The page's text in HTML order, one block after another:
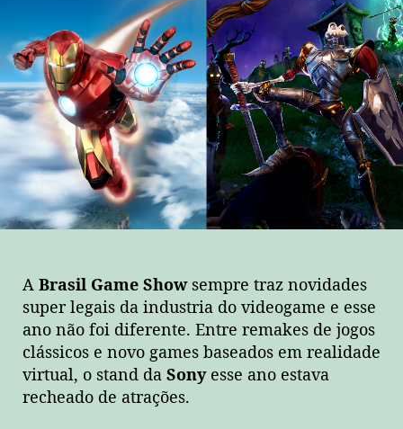
A Brasil Game Show sempre traz novidades
super legais da industria do videogame e esse
ano não foi diferente. Entre remakes de jogos
clássicos e novo games baseados em realidade
virtual, o stand da Sonyesse ano estava
recheado de atrações.